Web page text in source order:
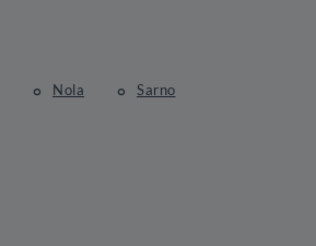
Nola Sarno